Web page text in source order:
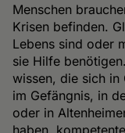
Menschen
Krisen befinden.
Lebens sind oder
sie Hilfe
wissen, die sich in
im Gefängnis, in
oder in
haben,